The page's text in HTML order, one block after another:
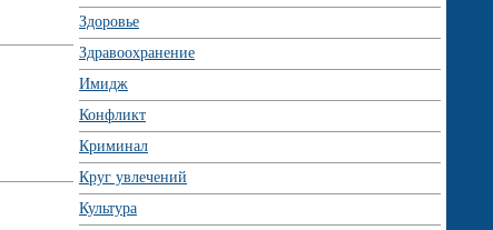
Здоровье
Здравоохранение
Имидж
Конфликт
Криминал
Круг увлечений
Культура